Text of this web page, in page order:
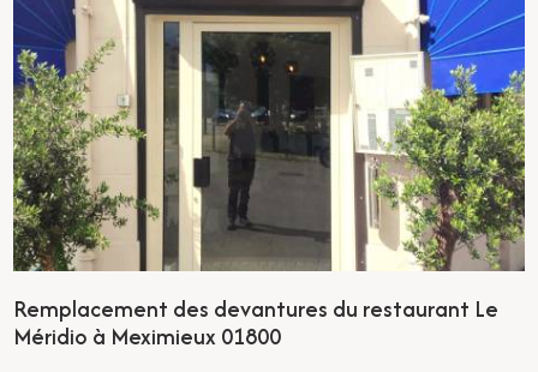
Remplacement des devantures du restaurant Le
Méridio à Meximieux 01800